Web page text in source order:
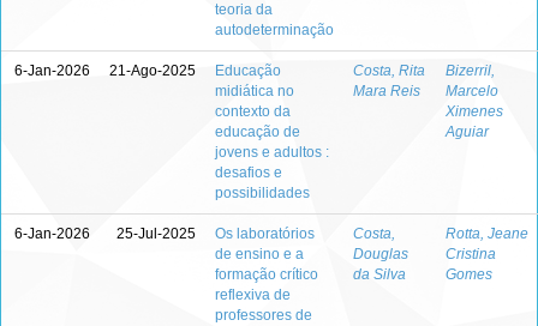
teoria da
autodeterminação
6-Jan-2026 21-Ago-2025
Educação
midiática no
contexto da
educação de
jovens e adultos :
desafios e
possibilidades
Costa, Rita
Mara Reis
Bizerril,
Marcelo
Ximenes
Aguiar
6-Jan-2026 25-Jul-2025
Os laboratórios
de ensino e a
formação crítico
reflexiva de
professores de
Costa,
Douglas
da Silva
Rotta, Jeane
Cristina
Gomes